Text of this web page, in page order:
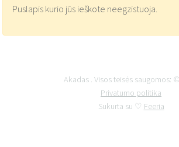
Puslapis kurio jūs ieškote neegzistuoja.
Akadas . Visos teisės saugomos:
Privatumo politika
Sukurta su ♡ Feeria